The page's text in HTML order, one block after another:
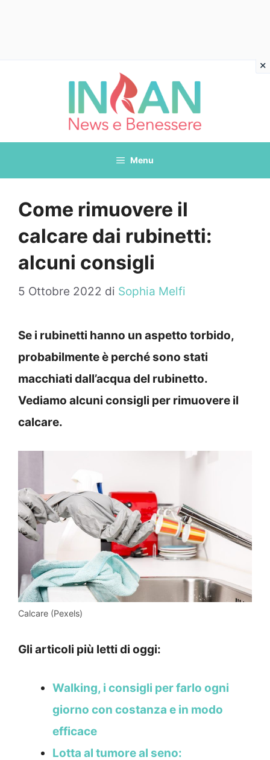
Menu
Come rimuovere il
calcare dai rubinetti:
alcuni consigli
5 Ottobre 2022 di Sophia Melfi
Se i rubinetti hanno un aspetto torbido,
probabilmente è perché sono stati
macchiati dall’acqua del rubinetto.
Vediamo alcuni consigli per rimuovere il
calcare.
Calcare (Pexels)
Gli articoli più letti di oggi:
Walking, i consigli per farlo ogni
giorno con costanza e in modo
efficace
Lotta al tumore al seno: